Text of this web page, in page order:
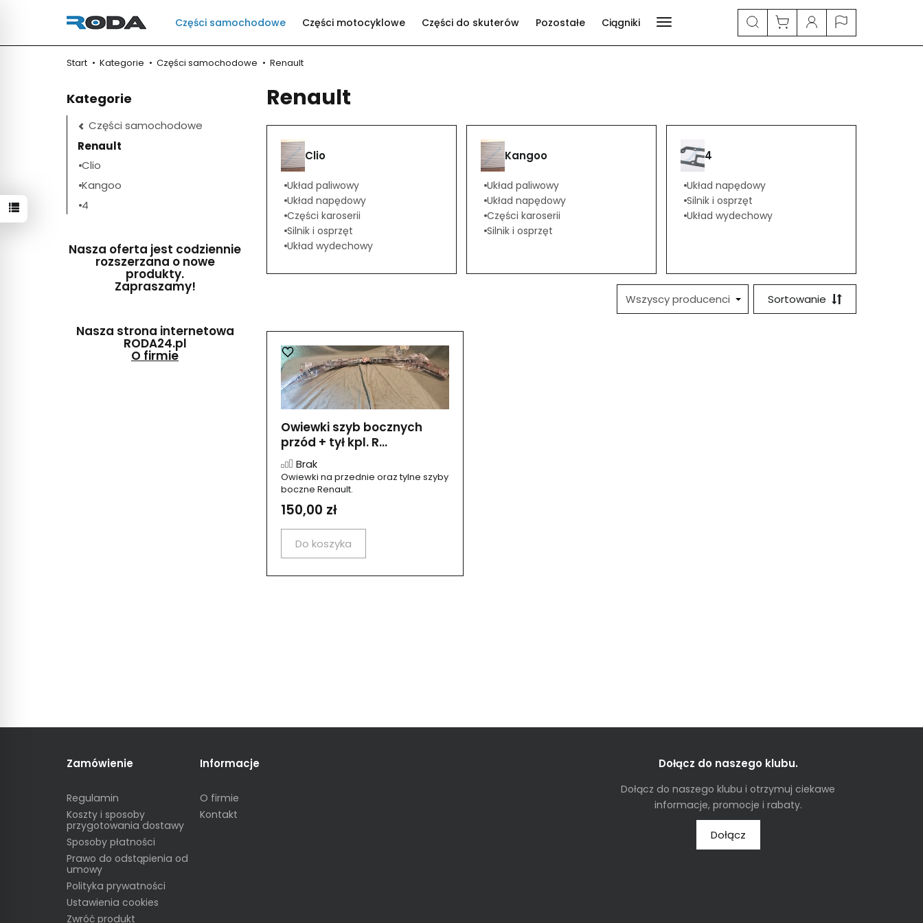
Części samochodowe Części motocyklowe Części do skuterów Pozostałe Ciągniki
Start Kategorie Części samochodowe Renault
Renault
Clio
Układ paliwowy
Układ napędowy
Części karoserii
Silnik i osprzęt
Układ wydechowy
Kangoo
Układ paliwowy
Układ napędowy
Części karoserii
Silnik i osprzęt
4
Układ napędowy
Silnik i osprzęt
Układ wydechowy
Sortowanie
Owiewki szyb bocznych
przód + tył kpl. R...
Brak
Owiewki na przednie oraz tylne szyby
boczne Renault.
150,00 zł
Do koszyka
Kategorie
Części samochodowe
Renault
Clio
Kangoo
4
Nasza oferta jest codziennie
rozszerzana o nowe
produkty.
Zapraszamy!
Nasza strona internetowa
RODA24.pl
O firmie
Zamówienie
Regulamin
Koszty i sposoby
przygotowania dostawy
Sposoby płatności
Prawo do odstąpienia od
umowy
Polityka prywatności
Ustawienia cookies
Zwróć produkt
Informacje
O firmie
Kontakt
Dołącz do naszego klubu.
Dołącz do naszego klubu i otrzymuj ciekawe
informacje, promocje i rabaty.
Dołącz